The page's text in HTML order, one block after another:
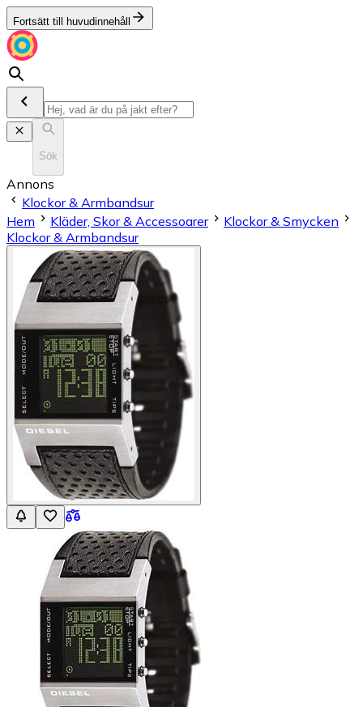
Fortsätt till huvudinnehåll
Sök
Annons
Klockor & Armbandsur
Hem
Kläder, Skor & Accessoarer
Klockor & Smycken
Klockor & Armbandsur